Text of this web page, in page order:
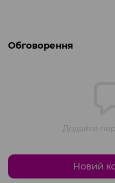
Обговорення
Додайте
Новий